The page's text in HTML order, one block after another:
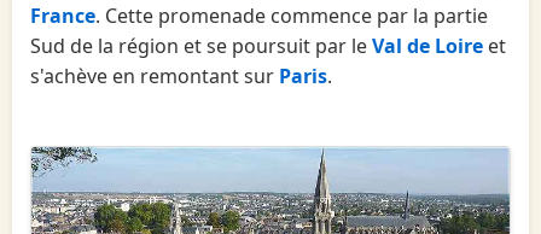
France. Cette promenade commence par la partie
Sud de la région et se poursuit par leVal de Loire et
s'achève en remontant sur Paris.